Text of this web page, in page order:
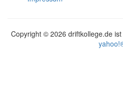
Copyright © 2026 driftkollege.de